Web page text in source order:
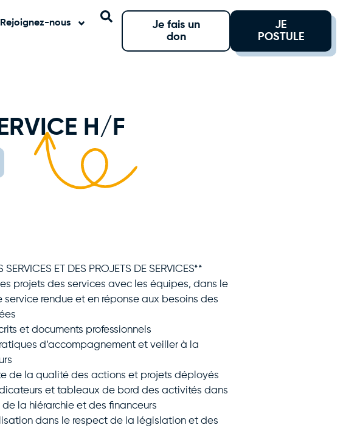
Rejoignez-nous
Je fais un
don
JE
POSTULE
H/F
SERVICES ET DES PROJETS DE SERVICES**
projets des services avec les équipes, dans le
rendue et en réponse aux besoins des
et documents professionnels
d’accompagnement et veiller à la
de la qualité des actions et projets déployés
et tableaux de bord des activités dans
la hiérarchie et des financeurs
dans le respect de la législation et des